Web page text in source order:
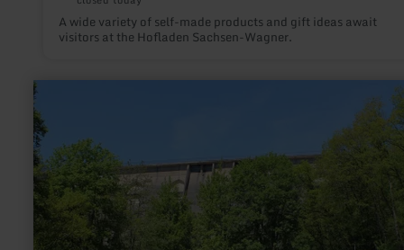
A wide variety of self-made products and gift ideas await
visitors at the Hofladen Sachsen-Wagner.
learn
more
about:
Wohnmobilstellplatz
an
der
Oleftalsperre
Hellenthal